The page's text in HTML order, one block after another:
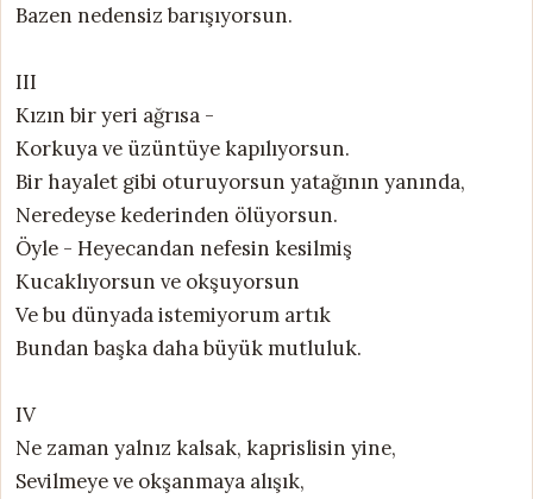
Bazen nedensiz barışıyorsun.
III
Kızın bir yeri ağrısa -
Korkuya ve üzüntüye kapılıyorsun.
Bir hayalet gibi oturuyorsun yatağının yanında,
Neredeyse kederinden ölüyorsun.
Öyle - Heyecandan nefesin kesilmiş
Kucaklıyorsun ve okşuyorsun
Ve bu dünyada istemiyorum artık
Bundan başka daha büyük mutluluk.
IV
Ne zaman yalnız kalsak, kaprislisin yine,
Sevilmeye ve okşanmaya alışık,